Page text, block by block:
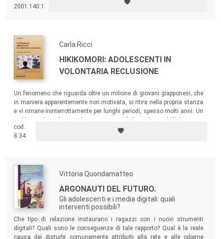
giustizia, dei servizi sociali, gli insegnanti, gli studiosi, ma anche le
nuove famiglie che si occupano di questi “orfani speciali”.
2001.140.1
Carla Ricci
HIKIKOMORI: ADOLESCENTI IN
VOLONTARIA RECLUSIONE
Un fenomeno che riguarda oltre un milione di giovani giapponesi, che
in maniera apparentemente non motivata, si ritira nella propria stanza
e vi rimane ininterrottamente per lunghi periodi, spesso molti anni. Un
del mondo.
cod.
8.34
Vittoria Quondamatteo
ARGONAUTI DEL FUTURO.
Gli adolescenti e i media digitali: quali
interventi possibili?
Che tipo di relazione instaurano i ragazzi con i nuovi strumenti
digitali? Quali sono le conseguenze di tale rapporto? Qual è la reale
causa dei disturbi comunemente attribuiti alla rete e alle odierne